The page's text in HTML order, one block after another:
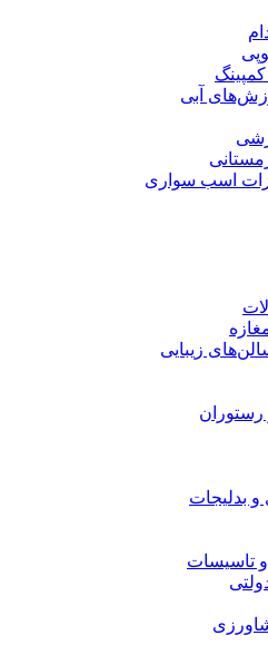
آبی
اسب سواری
زیبایی
بدلیجات
تاسیسات